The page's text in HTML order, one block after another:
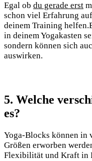
Egal ob du ⁣gerade erst
schon viel Erfahrung
deinem Training
in deinem Yogakasten
sondern können sich
auswirken.
5. Welche
⁢es?
Yoga-Blocks können in
Größen erworben
Flexibilität ‌und Kraft in​